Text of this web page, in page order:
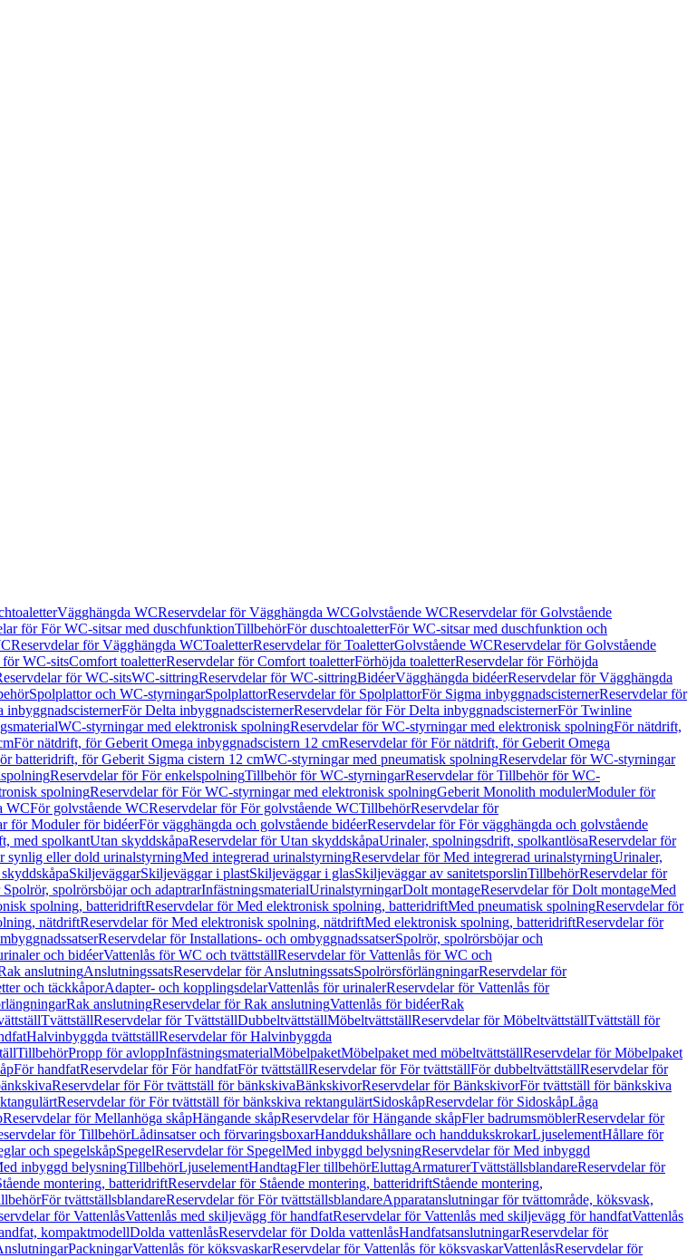
Vägghängda WCReservdelar för Vägghängda WCGolvstående WCReservdelar för Golvstående
för För WC-sitsar med duschfunktionTillbehörFör duschtoaletterFör WC-sitsar med duschfunktion och
Reservdelar för Vägghängda WCToaletterReservdelar för ToaletterGolvstående WCReservdelar för Golvstående
för WC-sitsComfort toaletterReservdelar för Comfort toaletterFörhöjda toaletterReservdelar för Förhöjda
för WC-sitsWC-sittringReservdelar för WC-sittringBidéerVägghängda bidéerReservdelar för Vägghängda
Spolplattor och WC-styrningarSpolplattorReservdelar för SpolplattorFör Sigma inbyggnadscisternerReservdelar för
inbyggnadscisternerFör Delta inbyggnadscisternerReservdelar för För Delta inbyggnadscisternerFör Twinline
WC-styrningar med elektronisk spolningReservdelar för WC-styrningar med elektronisk spolningFör nätdrift,
För nätdrift, för Geberit Omega inbyggnadscistern 12 cmReservdelar för För nätdrift, för Geberit Omega
batteridrift, för Geberit Sigma cistern 12 cmWC-styrningar med pneumatisk spolningReservdelar för WC-styrningar
Reservdelar för För enkelspolningTillbehör för WC-styrningarReservdelar för Tillbehör för WC-
spolningReservdelar för För WC-styrningar med elektronisk spolningGeberit Monolith modulerModuler för
WCFör golvstående WCReservdelar för För golvstående WCTillbehörReservdelar för
för Moduler för bidéerFör vägghängda och golvstående bidéerReservdelar för För vägghängda och golvstående
med spolkantUtan skyddskåpaReservdelar för Utan skyddskåpaUrinaler, spolningsdrift, spolkantlösaReservdelar för
synlig eller dold urinalstyrningMed integrerad urinalstyrningReservdelar för Med integrerad urinalstyrningUrinaler,
SkiljeväggarSkiljeväggar i plastSkiljeväggar i glasSkiljeväggar av sanitetsporslinTillbehörReservdelar för
spolrörsböjar och adaptrarInfästningsmaterialUrinalstyrningarDolt montageReservdelar för Dolt montageMed
spolning, batteridriftReservdelar för Med elektronisk spolning, batteridriftMed pneumatisk spolningReservdelar för
nätdriftReservdelar för Med elektronisk spolning, nätdriftMed elektronisk spolning, batteridriftReservdelar för
Reservdelar för Installations- och ombyggnadssatserSpolrör, spolrörsböjar och
och bidéerVattenlås för WC och tvättställReservdelar för Vattenlås för WC och
anslutningAnslutningssatsReservdelar för AnslutningssatsSpolrörsförlängningarReservdelar för
och täckkåporAdapter- och kopplingsdelarVattenlås för urinalerReservdelar för Vattenlås för
Rak anslutningReservdelar för Rak anslutningVattenlås för bidéerRak
TvättställReservdelar för TvättställDubbeltvättställMöbeltvättställReservdelar för MöbeltvättställTvättställ för
Halvinbyggda tvättställReservdelar för Halvinbyggda
TillbehörPropp för avloppInfästningsmaterialMöbelpaketMöbelpaket med möbeltvättställReservdelar för Möbelpaket
För handfatReservdelar för För handfatFör tvättställReservdelar för För tvättställFör dubbeltvättställReservdelar för
Reservdelar för För tvättställ för bänkskivaBänkskivorReservdelar för BänkskivorFör tvättställ för bänkskiva
Reservdelar för För tvättställ för bänkskiva rektangulärtSidoskåpReservdelar för SidoskåpLåga
Reservdelar för Mellanhöga skåpHängande skåpReservdelar för Hängande skåpFler badrumsmöblerReservdelar för
för TillbehörLådinsatser och förvaringsboxarHanddukshållare och handdukskrokarLjuselementHållare för
och spegelskåpSpegelReservdelar för SpegelMed inbyggd belysningReservdelar för Med inbyggd
inbyggd belysningTillbehörLjuselementHandtagFler tillbehörEluttagArmaturerTvättställsblandareReservdelar för
montering, batteridriftReservdelar för Stående montering, batteridriftStående montering,
För tvättställsblandareReservdelar för För tvättställsblandareApparatanslutningar för tvättområde, köksvask,
för VattenlåsVattenlås med skiljevägg för handfatReservdelar för Vattenlås med skiljevägg för handfatVattenlås
kompaktmodellDolda vattenlåsReservdelar för Dolda vattenlåsHandfatsanslutningarReservdelar för
PackningarVattenlås för köksvaskarReservdelar för Vattenlås för köksvaskarVattenlåsReservdelar för